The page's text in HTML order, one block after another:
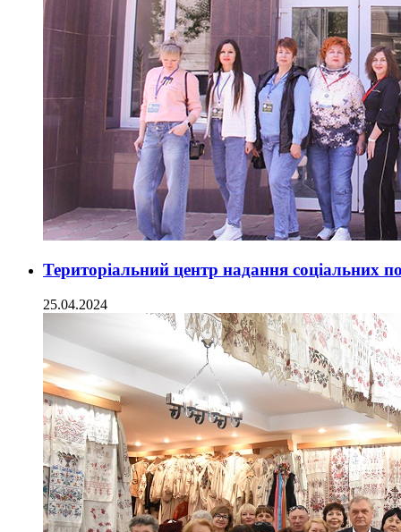
Територіальний центр надання соціальних
25.04.2024